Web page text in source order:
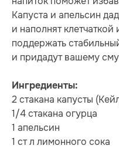
Капуста и апельсин
и наполнят
поддержать
и придадут вашему
Ингредиенты:
2 стакана капусты
1/4 стакана огурца
1 апельсин
1 ст л лимонного сока